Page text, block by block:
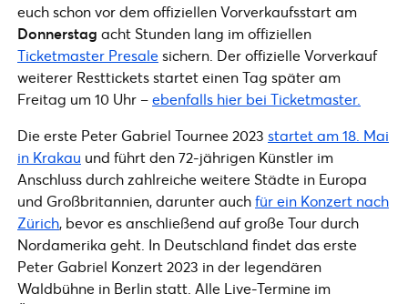
euch schon vor dem offiziellen Vorverkaufsstart am
Donnerstag acht Stunden lang im offiziellen
Ticketmaster Presalesichern. Der offizielle Vorverkauf
weiterer Resttickets startet einen Tag später am
Freitag um 10 Uhr –ebenfalls hier bei Ticketmaster.
Die erste Peter Gabriel Tournee 2023 startet am 18. Mai
in Krakau und führt den 72-jährigen Künstler im
Anschluss durch zahlreiche weitere Städte in Europa
und Großbritannien, darunter auchfür ein Konzert nach
Zürich, bevor es anschließend auf große Tour durch
Nordamerika geht. In Deutschland findet das erste
Peter Gabriel Konzert 2023 in der legendären
Waldbühne in Berlin statt. Alle Live-Termine im